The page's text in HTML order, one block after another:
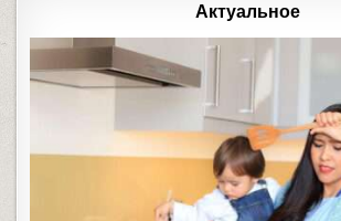
Актуальное